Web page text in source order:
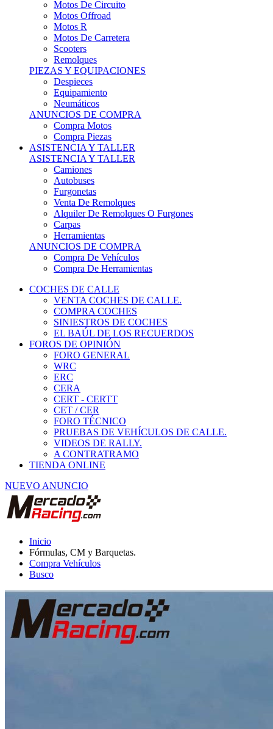
Motos R
Motos De Carretera
Scooters
Remolques
PIEZAS Y EQUIPACIONES
Despieces
Equipamiento
Neumáticos
ANUNCIOS DE COMPRA
Compra Motos
Compra Piezas
ASISTENCIA Y TALLER
ASISTENCIA Y TALLER
Camiones
Autobuses
Furgonetas
Venta De Remolques
Alquiler De Remolques O Furgones
Carpas
Herramientas
ANUNCIOS DE COMPRA
Compra De Vehículos
Compra De Herramientas
COCHES DE CALLE
VENTA COCHES DE CALLE.
COMPRA COCHES
SINIESTROS DE COCHES
EL BAÚL DE LOS RECUERDOS
FOROS DE OPINIÓN
FORO GENERAL
WRC
ERC
CERA
CERT - CERTT
CET / CER
FORO TÉCNICO
PRUEBAS DE VEHÍCULOS DE CALLE.
VIDEOS DE RALLY.
A CONTRATRAMO
TIENDA ONLINE
NUEVO ANUNCIO
Fórmulas, CM y Barquetas.
Compra Vehículos
Busco